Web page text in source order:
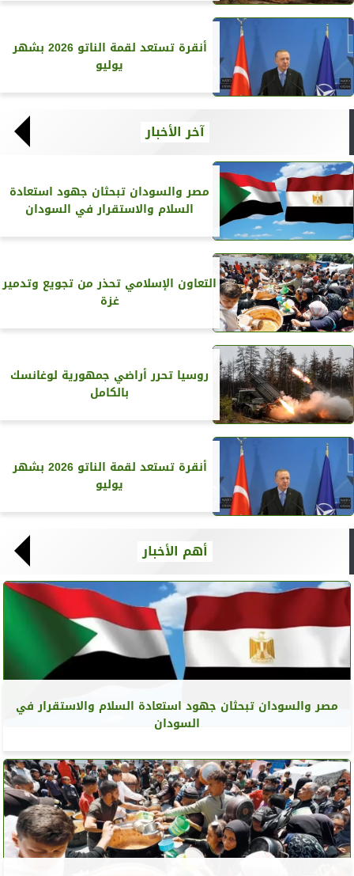
أنقرة تستعد لقمة الناتو 2026 بشهر
يوليو
آخر الأخبار
مصر والسودان تبحثان جهود استعادة
السلام والاستقرار في السودان
التعاون الإسلامي تحذر من تجويع وتدمير
غزة
روسيا تحرر أراضي جمهورية لوغانسك
بالكامل
أنقرة تستعد لقمة الناتو 2026 بشهر
يوليو
أهم الأخبار
مصر والسودان تبحثان جهود استعادة السلام والاستقرار في
السودان